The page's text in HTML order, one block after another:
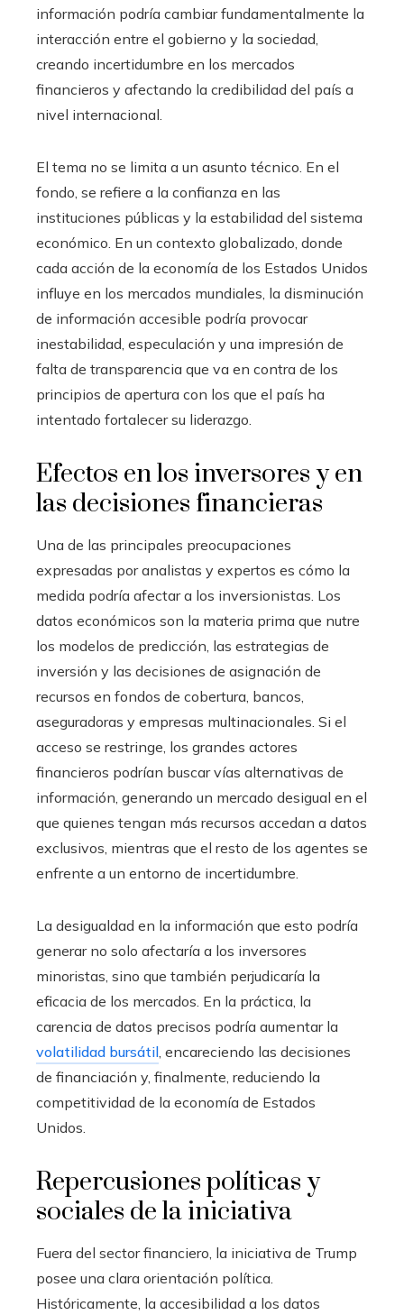
información podría cambiar fundamentalmente la
interacción entre el gobierno y la sociedad,
creando incertidumbre en los mercados
financieros y afectando la credibilidad del país a
nivel internacional.
El tema no se limita a un asunto técnico. En el
fondo, se refiere a la confianza en las
instituciones públicas y la estabilidad del sistema
económico. En un contexto globalizado, donde
cada acción de la economía de los Estados Unidos
influye en los mercados mundiales, la disminución
de información accesible podría provocar
inestabilidad, especulación y una impresión de
falta de transparencia que va en contra de los
principios de apertura con los que el país ha
intentado fortalecer su liderazgo.
Efectos en los inversores y en
las decisiones financieras
Una de las principales preocupaciones
expresadas por analistas y expertos es cómo la
medida podría afectar a los inversionistas. Los
datos económicos son la materia prima que nutre
los modelos de predicción, las estrategias de
inversión y las decisiones de asignación de
recursos en fondos de cobertura, bancos,
aseguradoras y empresas multinacionales. Si el
acceso se restringe, los grandes actores
financieros podrían buscar vías alternativas de
información, generando un mercado desigual en el
que quienes tengan más recursos accedan a datos
exclusivos, mientras que el resto de los agentes se
enfrente a un entorno de incertidumbre.
La desigualdad en la información que esto podría
generar no solo afectaría a los inversores
minoristas, sino que también perjudicaría la
eficacia de los mercados. En la práctica, la
carencia de datos precisos podría aumentar la
volatilidad bursátil , encareciendo las decisiones
de financiación y, finalmente, reduciendo la
competitividad de la economía de Estados
Unidos.
Repercusiones políticas y
sociales de la iniciativa
Fuera del sector financiero, la iniciativa de Trump
posee una clara orientación política.
Históricamente, la accesibilidad a los datos